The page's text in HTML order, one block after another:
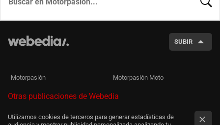
SUBIR
Motorpasión Motorpasión Moto
Otras publicaciones de Webedia
Utilizamos cookies de terceros para generar estadísticas de